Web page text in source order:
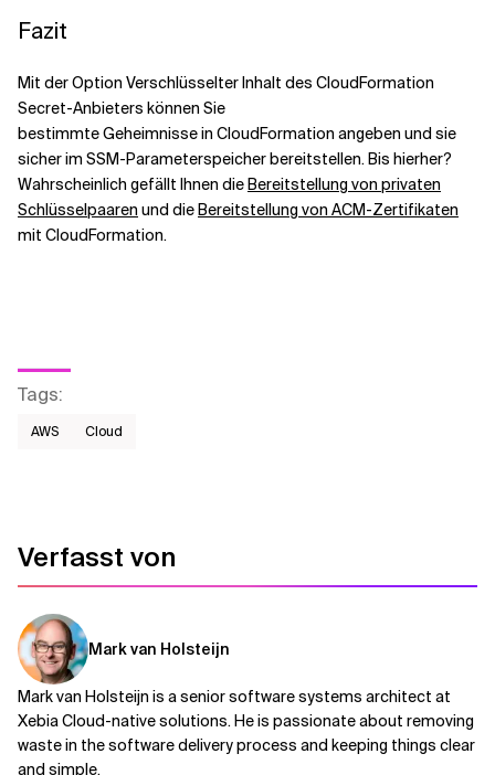
Fazit
Mit der Option Verschlüsselter Inhalt des CloudFormation
Secret-Anbieters können Sie
bestimmte Geheimnisse in CloudFormation angeben und sie
sicher im SSM-Parameterspeicher bereitstellen. Bis hierher?
Wahrscheinlich gefällt Ihnen dieBereitstellung von privaten
Schlüsselpaaren und dieBereitstellung von ACM-Zertifikaten
mit CloudFormation.
Tags:
AWS​ Cloud
Verfasst von
Mark van Holsteijn
Mark van Holsteijn is a senior software systems architect at
Xebia Cloud-native solutions. He is passionate about removing
waste in the software delivery process and keeping things clear
and simple.